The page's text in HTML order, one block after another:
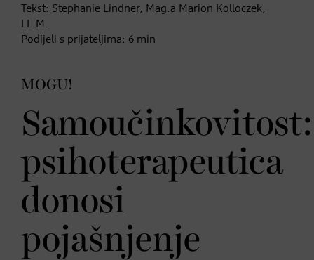
Tekst: Stephanie Lindner, Mag.a Marion Kolloczek,
LL.M.
Podijeli s prijateljima: 6 min
MOGU!
Samoučinkovitost:
psihoterapeutica
donosi
pojašnjenje